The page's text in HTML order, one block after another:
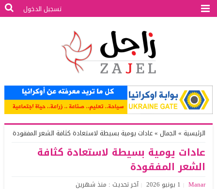
تسجيل الدخول
الرئيسية » الجمال »عادات يومية بسيطة لاستعادة كثافة الشعر المفقودة
عادات يومية بسيطة لاستعادة كثافة
الشعر المفقودة
Manar 1 يونيو 2026 آخر تحديث : منذ شهرين